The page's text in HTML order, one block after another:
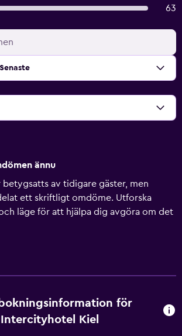
63
Senaste
ännu
betygsatts av tidigare gäster, men
ett skriftligt omdöme. Utforska
läge för att hjälpa dig avgöra om det
för
Intercityhotel Kiel